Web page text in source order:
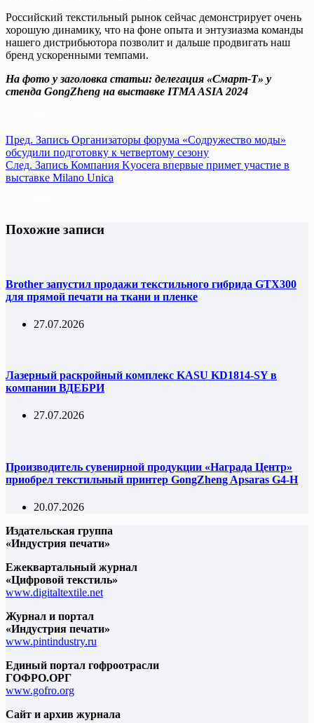
Российский текстильный рынок сейчас демонстрирует очень
хорошую динамику, что на фоне опыта и энтузиазма команды
нашего дистрибьютора позволит и дальше продвигать наш
бренд ускоренными темпами.
На фото у заголовка статьи: делегация «Смарт-Т» у
стенда GongZheng на выставке ITMA ASIA 2024
Пред. Запись Организаторы форума «Содружество моды»
обсудили подготовку к четвертому сезону
След. Запись Компания Kyocera впервые примет участие в
выставке Milano Unica
Похожие записи
Brother запустил продажи текстильного гибрида GTX300
для прямой печати на ткани и пленке
27.07.2026
Лазерный раскройный комплекс KASU KD1814-SY в
компании ВДЕБРИ
27.07.2026
Производитель сувенирной продукции «Награда Центр»
приобрел текстильный принтер GongZheng Apsaras G4-H
20.07.2026
Издательская группа
«Индустрия печати»
Ежеквартальный журнал
«Цифровой текстиль»
www.digitaltextile.net
Журнал и портал
«Индустрия печати»
www.pintindustry.ru
Единый портал гофроотрасли
ГОФРО.ОРГ
www.gofro.org
Сайт и архив журнала